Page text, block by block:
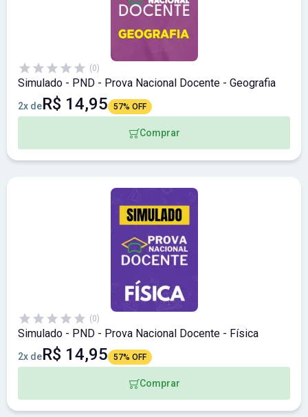
(0)
Simulado - PND - Prova Nacional Docente - Geografia
2x deR$ 14,95 57% OFF
Comprar
(0)
Simulado - PND - Prova Nacional Docente - Física
2x deR$ 14,95 57% OFF
Comprar